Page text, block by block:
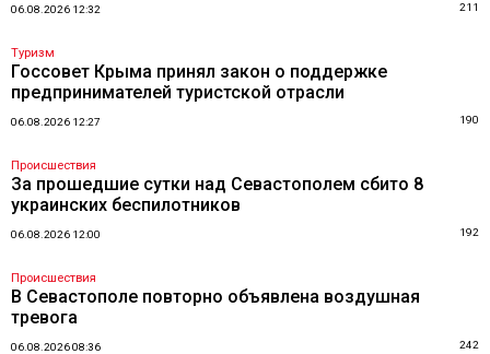
06.08.2026 12:32 211
Туризм
Госсовет Крыма принял закон о поддержке
предпринимателей туристской отрасли
06.08.2026 12:27 190
Происшествия
За прошедшие сутки над Севастополем сбито 8
украинских беспилотников
06.08.2026 12:00 192
Происшествия
В Севастополе повторно объявлена воздушная
тревога
06.08.2026 08:36 242